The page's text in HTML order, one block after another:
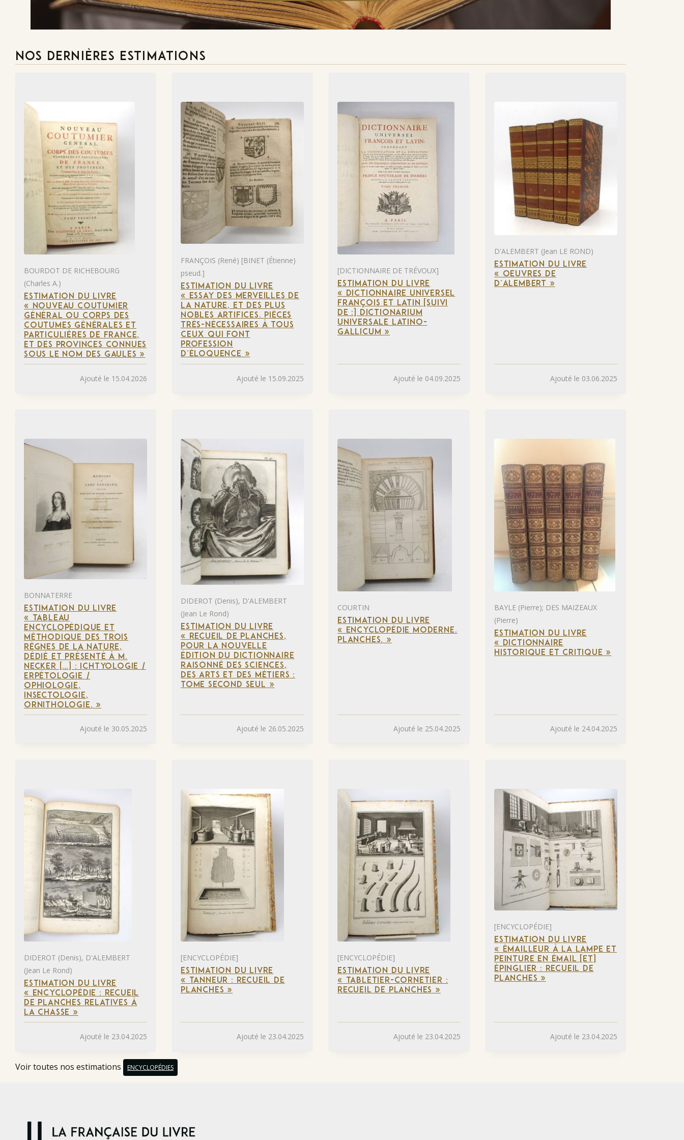
NOS DERNIÈRES ESTIMATIONS
BOURDOT DE RICHEBOURG
(Charles A.)
ESTIMATION DU LIVRE
« NOUVEAU COUTUMIER
GÉNÉRAL OU CORPS DES
COUTUMES GÉNÉRALES ET
PARTICULIÈRES DE FRANCE,
ET DES PROVINCES CONNUES
SOUS LE NOM DES GAULES »
Ajouté le 15.04.2026
FRANÇOIS (René) [BINET (Étienne)
pseud.]
ESTIMATION DU LIVRE
« ESSAY DES MERVEILLES DE
LA NATURE, ET DES PLUS
NOBLES ARTIFICES. PIÈCES
TRÈS-NÉCESSAIRES À TOUS
CEUX QUI FONT
PROFESSION
D’ÉLOQUENCE »
Ajouté le 15.09.2025
[DICTIONNAIRE DE TRÉVOUX]
ESTIMATION DU LIVRE
« DICTIONNAIRE UNIVERSEL
FRANÇOIS ET LATIN [SUIVI
DE :] DICTIONARIUM
UNIVERSALE LATINO-
GALLICUM »
Ajouté le 04.09.2025
D'ALEMBERT (Jean LE ROND)
ESTIMATION DU LIVRE
« OEUVRES DE
D’ALEMBERT »
Ajouté le 03.06.2025
BONNATERRE
ESTIMATION DU LIVRE
« TABLEAU
ENCYCLOPÉDIQUE ET
MÉTHODIQUE DES TROIS
RÈGNES DE LA NATURE,
DÉDIÉ ET PRÉSENTÉ À M.
NECKER […] : ICHTYOLOGIE /
ERPÉTOLOGIE /
OPHIOLOGIE,
INSECTOLOGIE,
ORNITHOLOGIE. »
Ajouté le 30.05.2025
DIDEROT (Denis), D'ALEMBERT
(Jean Le Rond)
ESTIMATION DU LIVRE
« RECUEIL DE PLANCHES,
POUR LA NOUVELLE
ÉDITION DU DICTIONNAIRE
RAISONNÉ DES SCIENCES,
DES ARTS ET DES MÉTIERS :
TOME SECOND SEUL »
Ajouté le 26.05.2025
COURTIN
ESTIMATION DU LIVRE
« ENCYCLOPÉDIE MODERNE.
PLANCHES. »
Ajouté le 25.04.2025
BAYLE (Pierre); DES MAIZEAUX
(Pierre)
ESTIMATION DU LIVRE
« DICTIONNAIRE
HISTORIQUE ET CRITIQUE »
Ajouté le 24.04.2025
DIDEROT (Denis), D'ALEMBERT
(Jean Le Rond)
ESTIMATION DU LIVRE
« ENCYCLOPÉDIE : RECUEIL
DE PLANCHES RELATIVES À
LA CHASSE »
Ajouté le 23.04.2025
[ENCYCLOPÉDIE]
ESTIMATION DU LIVRE
« TANNEUR : RECUEIL DE
PLANCHES »
Ajouté le 23.04.2025
[ENCYCLOPÉDIE]
ESTIMATION DU LIVRE
« TABLETIER-CORNETIER :
RECUEIL DE PLANCHES »
Ajouté le 23.04.2025
[ENCYCLOPÉDIE]
ESTIMATION DU LIVRE
« ÉMAILLEUR À LA LAMPE ET
PEINTURE EN ÉMAIL [ET]
ÉPINGLIER : RECUEIL DE
PLANCHES »
Ajouté le 23.04.2025
Voir toutes nos estimations ENCYCLOPÉDIES